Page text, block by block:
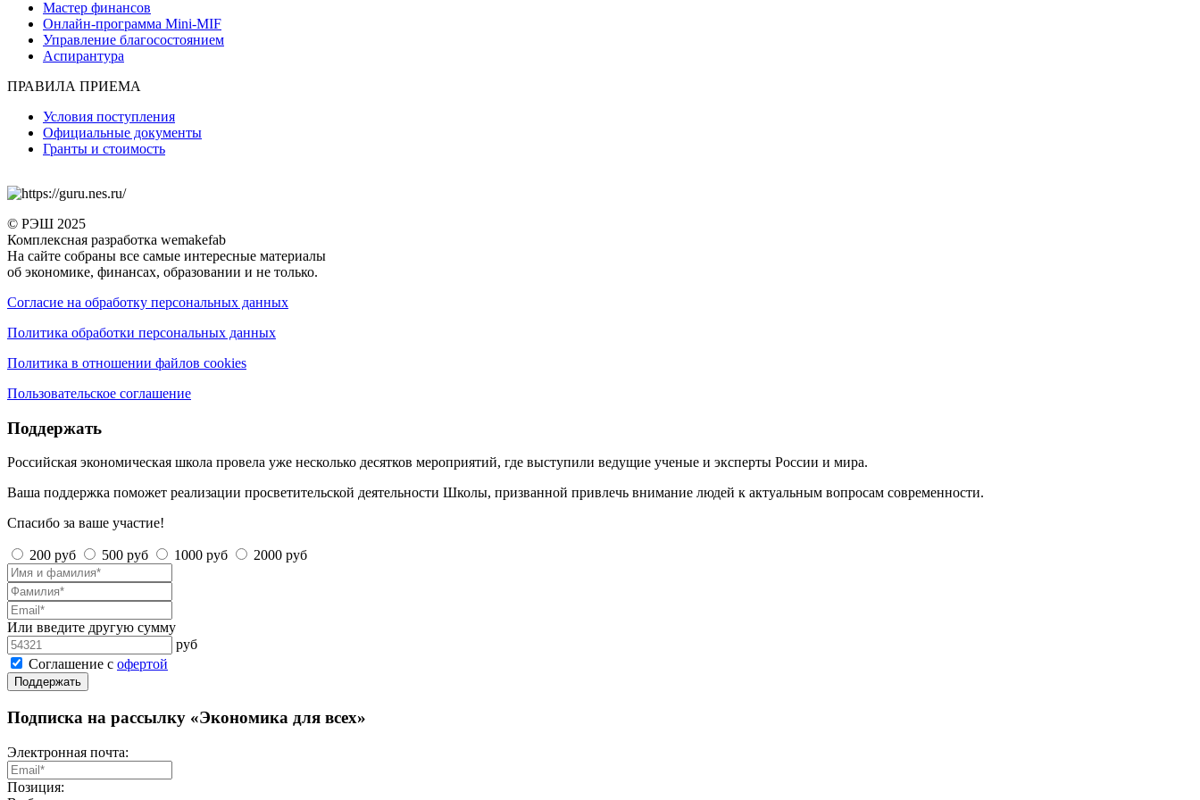
Мастер финансов
Онлайн-программа Mini-MIF
Управление благосостоянием
Аспирантура
ПРАВИЛА ПРИЕМА
Условия поступления
Официальные документы
Гранты и стоимость
© РЭШ 2025
Комплексная разработка wemakefab
На сайте собраны все самые интересные материалы
об экономике, финансах, образовании и не только.
Согласие на обработку персональных данных
Политика обработки персональных данных
Политика в отношении файлов cookies
Пользовательское соглашение
Поддержать
Российская экономическая школа провела уже несколько десятков мероприятий, где выступили ведущие ученые и эксперты России и мира.
Ваша поддержка поможет реализации просветительской деятельности Школы, призванной привлечь внимание людей к актуальным вопросам современности.
Спасибо за ваше участие!
200 руб 500 руб 1000 руб 2000 руб
Или введите другую сумму
руб
Соглашение с офертой
Поддержать
Подписка на рассылку «Экономика для всех»
Электронная почта:
Позиция: